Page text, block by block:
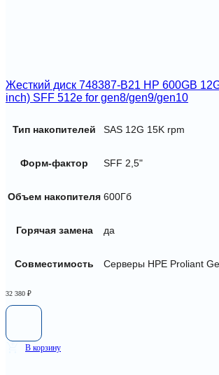
Жесткий диск 748387-B21 HP 600GB
inch) SFF 512e for gen8/gen9/gen10
Тип накопителей SAS 12G 15K rpm
Форм-фактор SFF 2,5"
Объем накопителя 600Гб
Горячая замена да
Совместимость Серверы HPE Proliant
32 380 ₽
В корзину